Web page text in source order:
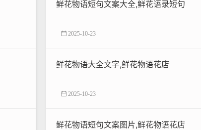
鲜花物语短句文案大全,鲜花语录短句
2025-10-23
鲜花物语大全文字,鲜花物语花店
2025-10-23
鲜花物语短句文案图片,鲜花物语花店